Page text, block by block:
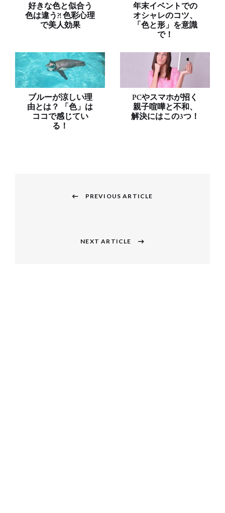
好きな色と似合う
色は違う?! 色彩心理
で美人効果
年末イベントでの
オシャレのコツ、
「色と形」を意識
で！
ブルーが涼しい理
由とは？ 「色」は
ココで感じてい
る！
PCやスマホが招く
親子喧嘩と不和、
解決にはこの3つ！
PREVIOUS ARTICLE
NEXT ARTICLE